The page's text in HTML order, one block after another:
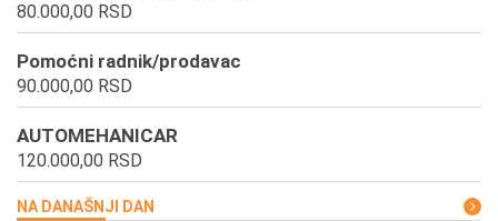
80.000,00 RSD
Pomoćni radnik/prodavac
90.000,00 RSD
AUTOMEHANICAR
120.000,00 RSD
NA DANAŠNJI DAN